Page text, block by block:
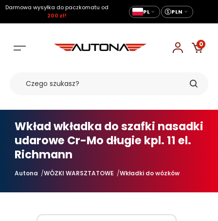
Darmowa wysyłka do paczkomatu od
200 zł!
PL PLN
0
Wkład wkładka do szafki nasadki
udarowe Cr-Mo długie kpl. 11 el.
Richmann
Autona WÓZKI WARSZTATOWE Wkładki do wózków